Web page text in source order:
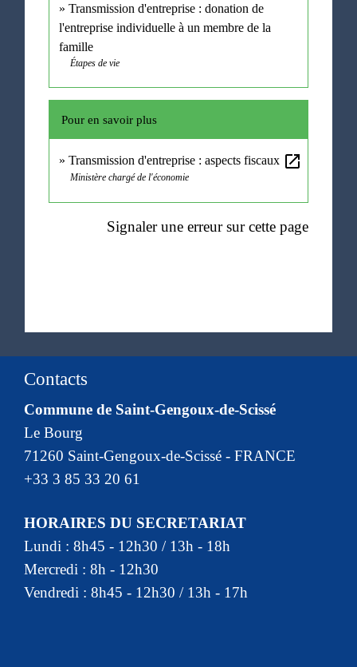
Transmission d'entreprise : donation de
l'entreprise individuelle à un membre de la
famille
Étapes de vie
Pour en savoir plus
Transmission d'entreprise : aspects fiscaux open_in_new
Ministère chargé de l'économie
Signaler une erreur sur cette page
Contacts
Commune de Saint-Gengoux-de-Scissé
Le Bourg
71260 Saint-Gengoux-de-Scissé - FRANCE
+33 3 85 33 20 61
HORAIRES DU SECRETARIAT
Lundi : 8h45 - 12h30 / 13h - 18h
Mercredi : 8h - 12h30
Vendredi : 8h45 - 12h30 / 13h - 17h